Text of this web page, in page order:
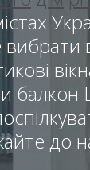
балкон
до